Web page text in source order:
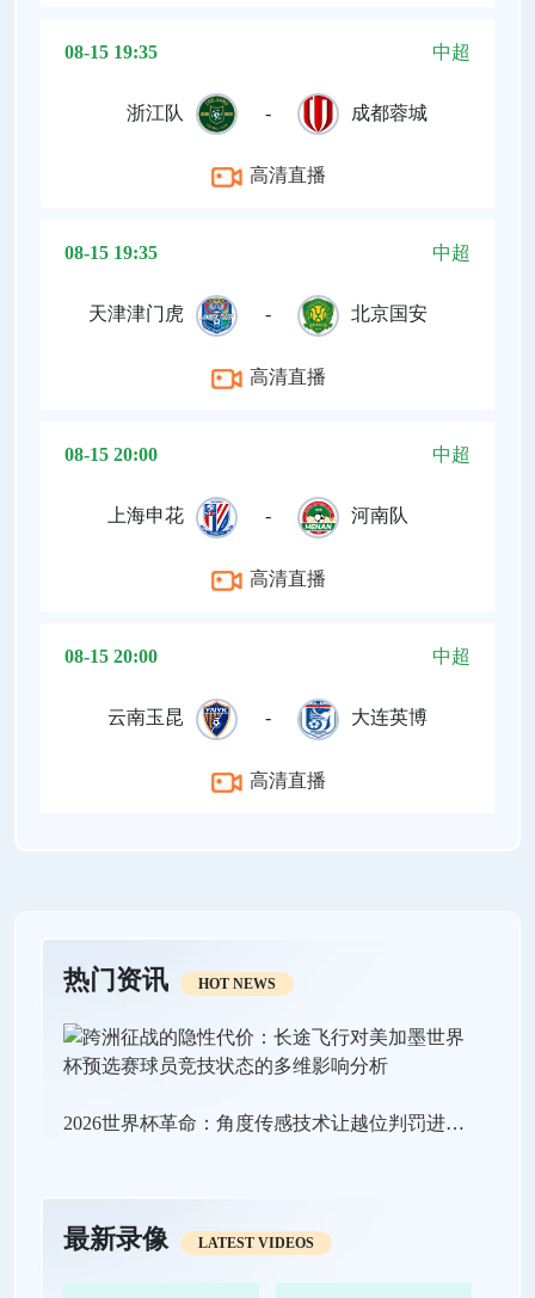
08-15 19:35 中超
浙江队 - 成都蓉城
高清直播
08-15 19:35 中超
天津津门虎 - 北京国安
高清直播
08-15 20:00 中超
上海申花 - 河南队
高清直播
08-15 20:00 中超
云南玉昆 - 大连英博
高清直播
热门资讯 HOT NEWS
2026世界杯革命：角度传感技术让越位判罚进入“毫米级时代”
最新录像 LATEST VIDEOS